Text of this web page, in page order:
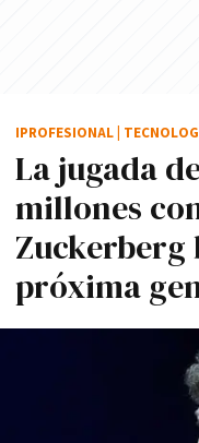
La jugada
millones
Zuckerberg
próxima
IPROFESIONAL